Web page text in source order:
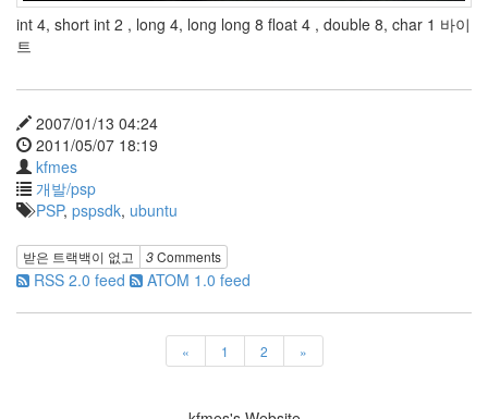
int 4, short int 2 , long 4, long long 8 float 4 , double 8, char 1 바이
트
2007/01/13 04:24
2011/05/07 18:19
kfmes
개발/psp
PSP, pspsdk, ubuntu
받은 트랙백이 없고 3Comments
RSS 2.0 feed ATOM 1.0 feed
« 1 2 »